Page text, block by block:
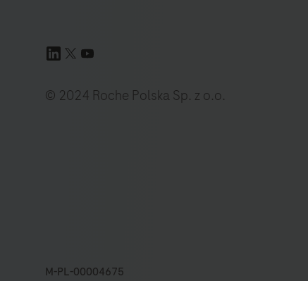
© 2024 Roche Polska Sp. z o.o.
M-PL-00004675